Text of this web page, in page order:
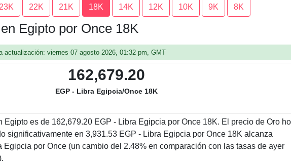
23K 22K 21K 18K 14K 12K 10K 9K 8K
Egipto por Once 18K
actualización: viernes 07 agosto 2026, 01:32 pm, GMT
162,679.20
EGP - Libra Egipcia/Once 18K
Egipto es de 162,679.20 EGP - Libra Egipcia por Once 18K. El precio de Oro
significativamente en 3,931.53 EGP - Libra Egipcia por Once 18K alcanza
Egipcia por Once (un cambio del 2.48% en comparación con las tasas de ayer